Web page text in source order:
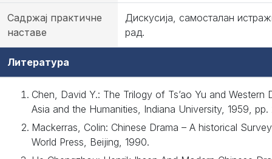
Садржај практичне
наставе
Дискусија, самосталaн
рад.
Литература
Chen, David Y.: The Trilogy of Ts’ao Yu and Western
Asia and the Humanities, Indiana University, 1959, pp.
Mackerras, Colin: Chinese Drama – A historical
World Press, Beijing, 1990.